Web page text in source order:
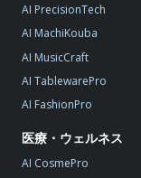
AI PrecisionTech
AI MachiKouba
AI MusicCraft
AI TablewarePro
AI FashionPro
医療・ウェルネス
AI CosmePro